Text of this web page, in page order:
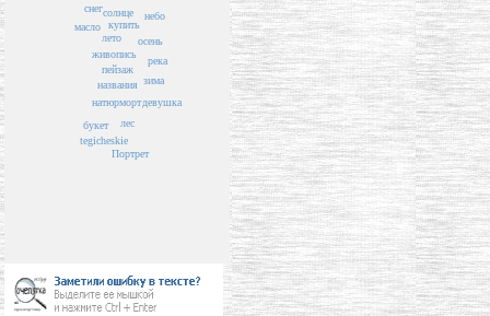
пейзаж
названия
живопись
лето
натюрморт
купить
солнце
лес
зима
осень
букет
масло
река
снег
tegicheskie
небо
Портрет
девушка